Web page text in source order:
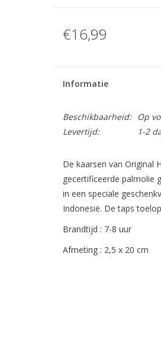
€16,99
Informatie
Beschikbaarheid:
Op
Levertijd:
1-2
De kaarsen van Original
gecertificeerde palmolie
in een speciale
Indonesië. De taps
Brandtijd : 7-8 uur
Afmeting : 2,5 x 20 cm